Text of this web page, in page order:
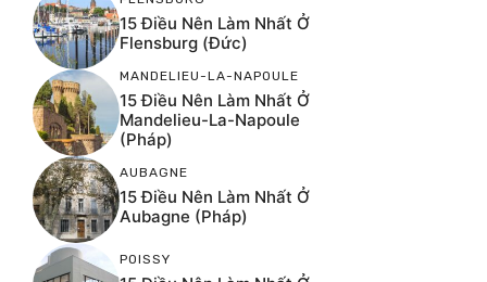
15 Điều Nên Làm Nhất Ở
Flensburg (Đức)
MANDELIEU-LA-NAPOULE
15 Điều Nên Làm Nhất Ở
Mandelieu-La-Napoule
(Pháp)
AUBAGNE
15 Điều Nên Làm Nhất Ở
Aubagne (Pháp)
POISSY